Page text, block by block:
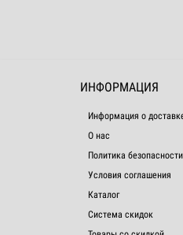
ИНФОРМАЦИЯ
Информация о
О нас
Политика безопасности
Условия соглашения
Каталог
Система скидок